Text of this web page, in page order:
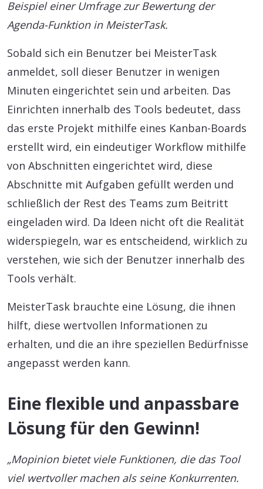
Beispiel einer Umfrage zur Bewertung der
Agenda-Funktion in MeisterTask.
Sobald sich ein Benutzer bei MeisterTask
anmeldet, soll dieser Benutzer in wenigen
Minuten eingerichtet sein und arbeiten. Das
Einrichten innerhalb des Tools bedeutet, dass
das erste Projekt mithilfe eines Kanban-Boards
erstellt wird, ein eindeutiger Workflow mithilfe
von Abschnitten eingerichtet wird, diese
Abschnitte mit Aufgaben gefüllt werden und
schließlich der Rest des Teams zum Beitritt
eingeladen wird. Da Ideen nicht oft die Realität
widerspiegeln, war es entscheidend, wirklich zu
verstehen, wie sich der Benutzer innerhalb des
Tools verhält.
MeisterTask brauchte eine Lösung, die ihnen
hilft, diese wertvollen Informationen zu
erhalten, und die an ihre speziellen Bedürfnisse
angepasst werden kann.
Eine flexible und anpassbare
Lösung für den Gewinn!
„Mopinion bietet viele Funktionen, die das Tool
viel wertvoller machen als seine Konkurrenten.